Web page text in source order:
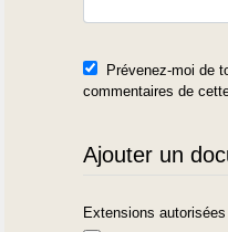
Prévenez-moi de
commentaires de
Ajouter un
Extensions